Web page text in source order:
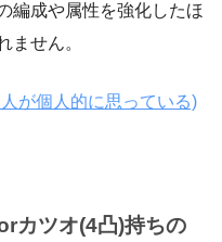
編成や属性を強化したほ
ません。
が個人的に思っている)
カツオ(4凸)持ちの